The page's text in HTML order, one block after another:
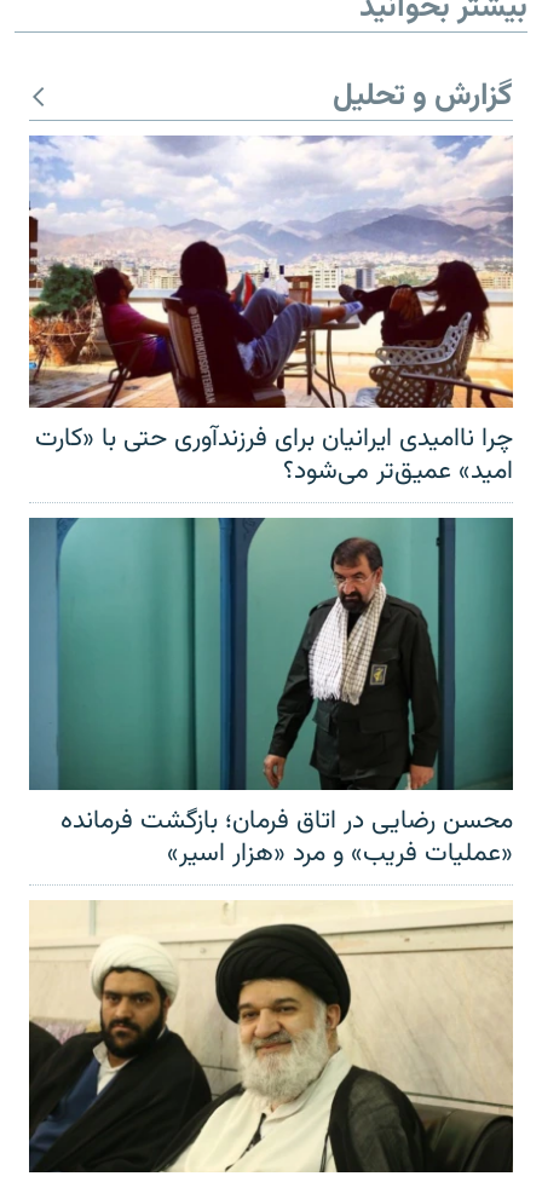
گزارش و تحلیل
چرا ناامیدی ایرانیان برای فرزندآوری حتی با «کارت
امید» عمیق‌تر‌ می‌شود؟
محسن رضایی در اتاق فرمان؛ بازگشت فرمانده
«عملیات فریب» و مرد «هزار اسیر»